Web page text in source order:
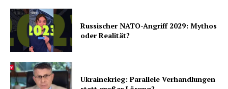
Russischer NATO-Angriff 2029: Mythos
oder Realität?
Ukrainekrieg: Parallele Verhandlungen